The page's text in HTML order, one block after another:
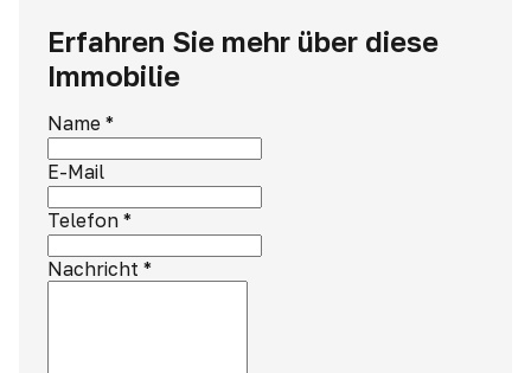
Erfahren Sie mehr über diese
Immobilie
Name *
E-Mail
Telefon *
Nachricht *